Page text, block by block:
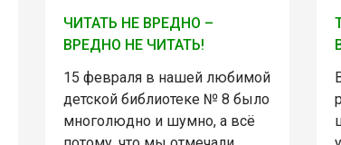
ЧИТАТЬ НЕ ВРЕДНО –
ВРЕДНО НЕ ЧИТАТЬ!
15 февраля в нашей любимой
детской библиотеке № 8 было
многолюдно и шумно, а всё